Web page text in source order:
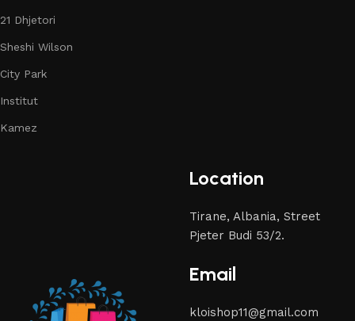
21 Dhjetori
Sheshi Wilson
City Park
Institut
Kamez
Location
Tirane, Albania, Street
Pjeter Budi 53/2.
Email
kloishop11@gmail.com